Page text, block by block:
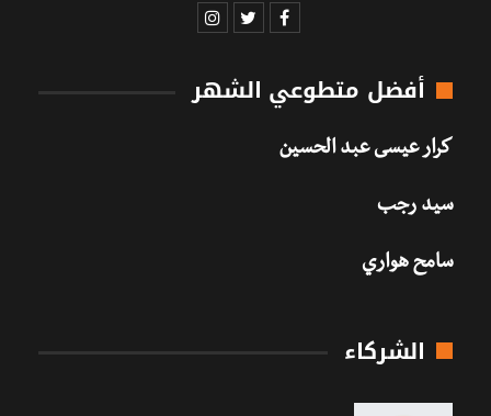
أفضل متطوعي الشهر
كرار عيسى عبد الحسين
سيد رجب
سامح هواري
الشركاء